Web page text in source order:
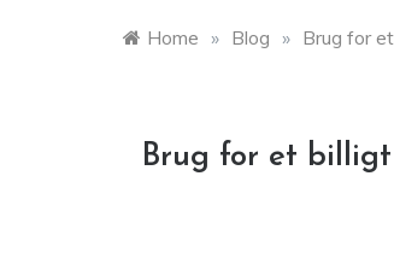
Home » Blog » Brug for
Brug for et